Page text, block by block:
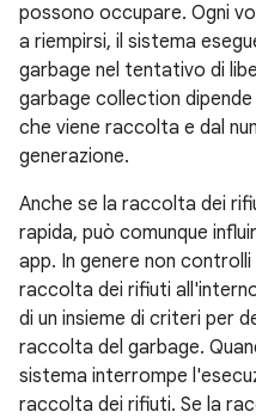
possono occupare. Ogni
a riempirsi, il sistema
garbage nel tentativo di
garbage collection
che viene raccolta e dal
generazione.
Anche se la raccolta dei
rapida, può comunque
app. In genere non
raccolta dei rifiuti
di un insieme di criteri per
raccolta del garbage.
sistema interrompe
raccolta dei rifiuti. Se la